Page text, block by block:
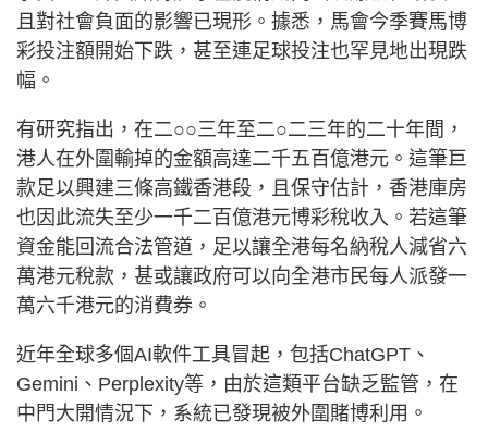
且對社會負面的影響已現形。據悉，馬會今季賽馬博
彩投注額開始下跌，甚至連足球投注也罕見地出現跌
幅。
有研究指出，在二○○三年至二○二三年的二十年間，
港人在外圍輸掉的金額高達二千五百億港元。這筆巨
款足以興建三條高鐵香港段，且保守估計，香港庫房
也因此流失至少一千二百億港元博彩稅收入。若這筆
資金能回流合法管道，足以讓全港每名納稅人減省六
萬港元稅款，甚或讓政府可以向全港市民每人派發一
萬六千港元的消費券。
近年全球多個AI軟件工具冒起，包括ChatGPT、
Gemini、Perplexity等，由於這類平台缺乏監管，在
中門大開情況下，系統已發現被外圍賭博利用。